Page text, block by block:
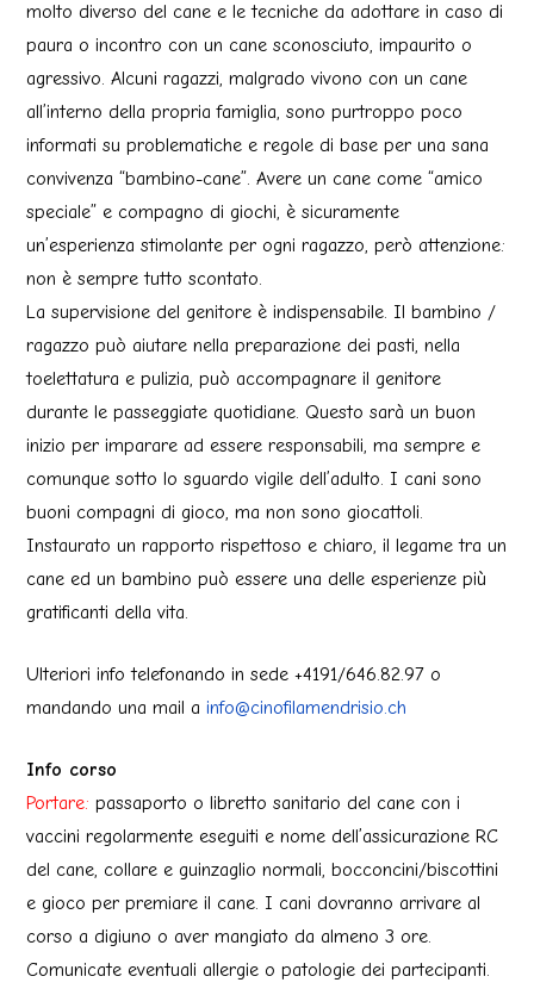
molto diverso del cane e le tecniche da adottare in caso di
paura o incontro con un cane sconosciuto, impaurito o
agressivo. Alcuni ragazzi, malgrado vivono con un cane
all’interno della propria famiglia, sono purtroppo poco
informati su problematiche e regole di base per una sana
convivenza “bambino-cane”. Avere un cane come “amico
speciale” e compagno di giochi, è sicuramente
un’esperienza stimolante per ogni ragazzo, però attenzione:
non è sempre tutto scontato.
La supervisione del genitore è indispensabile. Il bambino /
ragazzo può aiutare nella preparazione dei pasti, nella
toelettatura e pulizia, può accompagnare il genitore
durante le passeggiate quotidiane. Questo sarà un buon
inizio per imparare ad essere responsabili, ma sempre e
comunque sotto lo sguardo vigile dell’adulto. I cani sono
buoni compagni di gioco, ma non sono giocattoli.
Instaurato un rapporto rispettoso e chiaro, il legame tra un
cane ed un bambino può essere una delle esperienze più
gratificanti della vita.
Ulteriori info telefonando in sede +4191/646.82.97 o
mandando una mail ainfo@cinofilamendrisio.ch
Info corso
Portare: passaporto o libretto sanitario del cane con i
vaccini regolarmente eseguiti e nome dell’assicurazione RC
del cane, collare e guinzaglio normali, bocconcini/biscottini
e gioco per premiare il cane. I cani dovranno arrivare al
corso a digiuno o aver mangiato da almeno 3 ore.
Comunicate eventuali allergie o patologie dei partecipanti.